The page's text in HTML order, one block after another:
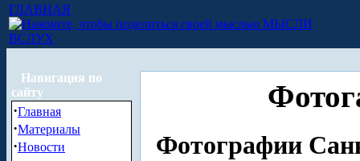
ГЛАВНАЯ
МЫСЛИ
ВСЛУХ
Навигация по
сайту
·Главная
·Материалы
·Новости Фотографии